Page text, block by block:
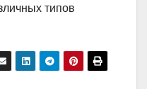
типов